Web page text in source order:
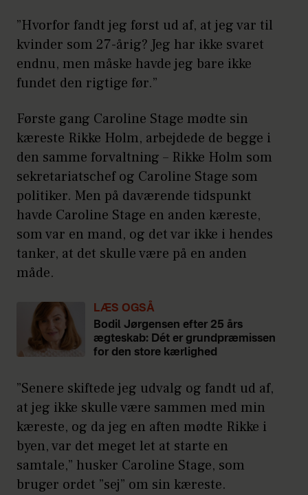
”Hvorfor fandt jeg først ud af, at jeg var til
kvinder som 27-årig? Jeg har ikke svaret
endnu, men måske havde jeg bare ikke
fundet den rigtige før.”
Første gang Caroline Stage mødte sin
kæreste Rikke Holm, arbejdede de begge i
den samme forvaltning – Rikke Holm som
sekretariatschef og Caroline Stage som
politiker. Men på daværende tidspunkt
havde Caroline Stage en anden kæreste,
som var en mand, og det var ikke i hendes
tanker, at det skulle være på en anden
måde.
LÆS OGSÅ
Bodil Jørgensen efter 25 års
ægteskab: Dét er grundpræmissen
for den store kærlighed
”Senere skiftede jeg udvalg og fandt ud af,
at jeg ikke skulle være sammen med min
kæreste, og da jeg en aften mødte Rikke i
byen, var det meget let at starte en
samtale,” husker Caroline Stage, som
bruger ordet ”sej” om sin kæreste.